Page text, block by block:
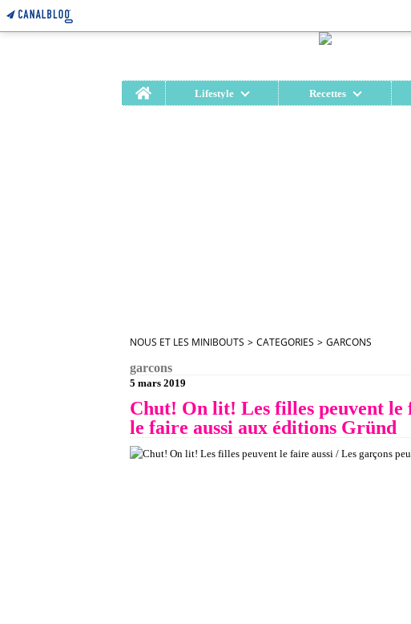
Home
Lifestyle Recettes
NOUS ET LES MINIBOUTS > CATEGORIES > GARCONS
garcons
5 mars 2019
Chut! On lit! Les filles peuvent le
le faire aussi aux éditions Gründ